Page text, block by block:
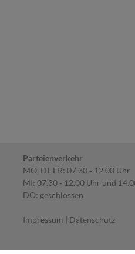
Parteienverkehr
MO, DI, FR: 07.30 ‐ 12.00 Uhr
MI: 07.30 ‐ 12.00 Uhr und
DO: geschlossen
Impressum | Datenschutz